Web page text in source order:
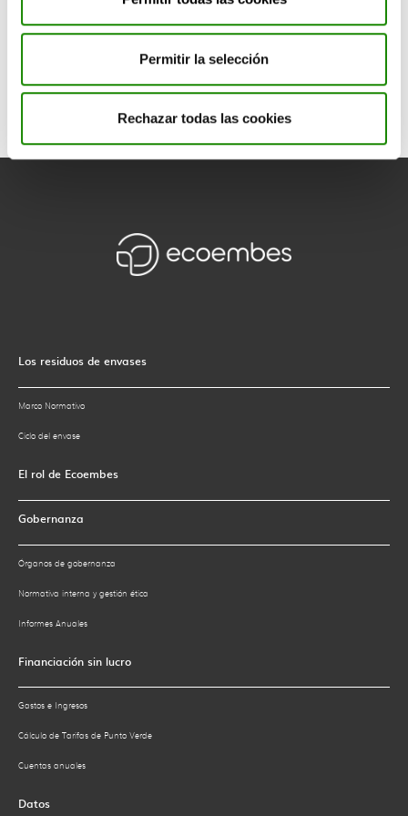
Permitir la selección
Rechazar todas las cookies
privadas.
1 2 3 4 5 6 7 8 9
Los residuos de envases
Marco Normativo
Ciclo del envase
El rol de Ecoembes
Gobernanza
Órganos de gobernanza
Normativa interna y gestión ética
Informes Anuales
Financiación sin lucro
Gastos e Ingresos
Cálculo de Tarifas de Punto Verde
Cuentas anuales
Datos